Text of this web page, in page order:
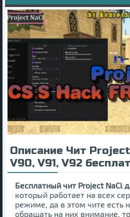
Описание Чит Project
V90, V91, V92
Бесплатный чит Project NaCl
который работает на всех
режиме, да в этом чите есть
обращать на них внимание,